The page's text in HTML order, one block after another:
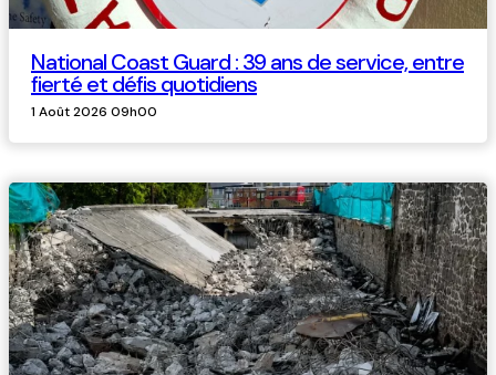
National Coast Guard : 39 ans de service, entre
fierté et défis quotidiens
1 Août 2026 09h00